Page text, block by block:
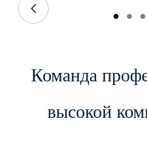
Команда
высокой